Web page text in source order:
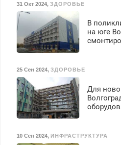
31 Окт 2024, ЗДОРОВЬЕ
В
на юге
25 Сен 2024, ЗДОРОВЬЕ
Для
10 Сен 2024, ИНФРАСТРУКТУРА